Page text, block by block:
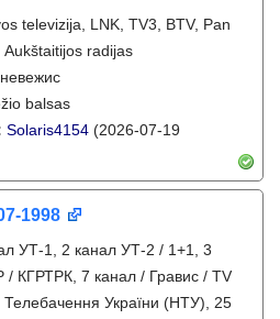
televizija, LNK, TV3, BTV, Pan
radijas
balsas
Solaris4154 (2026-07-19
1998
УТ-1, 2 канал УТ-2 / 1+1, 3
КГРТРК, 7 канал / Гравис / TV
України (НТУ), 25